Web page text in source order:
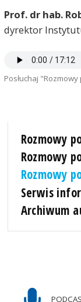
Prof. dr hab.
dyrektor
Posłuchaj
Rozmowy
Rozmowy
Rozmowy
Serwis
Archiwum